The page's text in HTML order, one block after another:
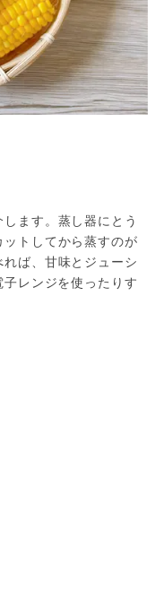
ます。蒸し器にとう
トしてから蒸すのが
ば、甘味とジューシ
レンジを使ったりす